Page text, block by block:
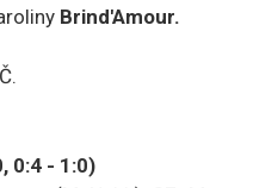
Brind'Amour.
0:4 - 1:0)